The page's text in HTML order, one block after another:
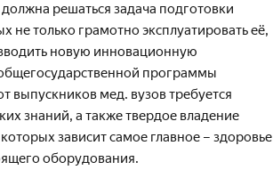
решаться задача подготовки
не только грамотно эксплуатировать её,
новую инновационную
программы
выпускников мед. вузов требуется
знаний, а также твердое владение
зависит самое главное – здоровье
оборудования.